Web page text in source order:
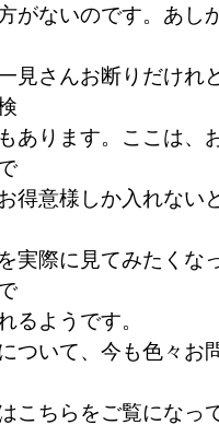
がないのです。あし
見さんお断りだけれ
あります。ここは、
得意様しか入れない
実際に見てみたくな
るようです。
ついて、今も色々お
こちらをご覧になっ